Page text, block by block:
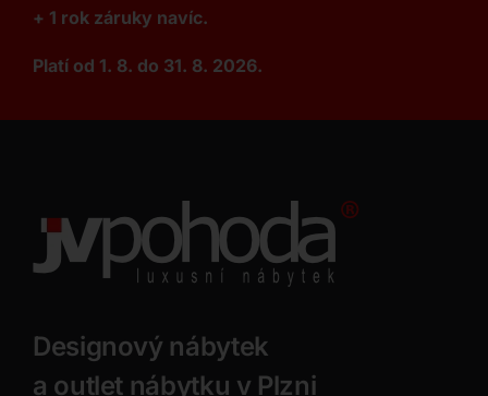
+ 1 rok záruky navíc.
Platí od 1. 8. do 31. 8. 2026.
Designový nábytek
a outlet nábytku v Plzni